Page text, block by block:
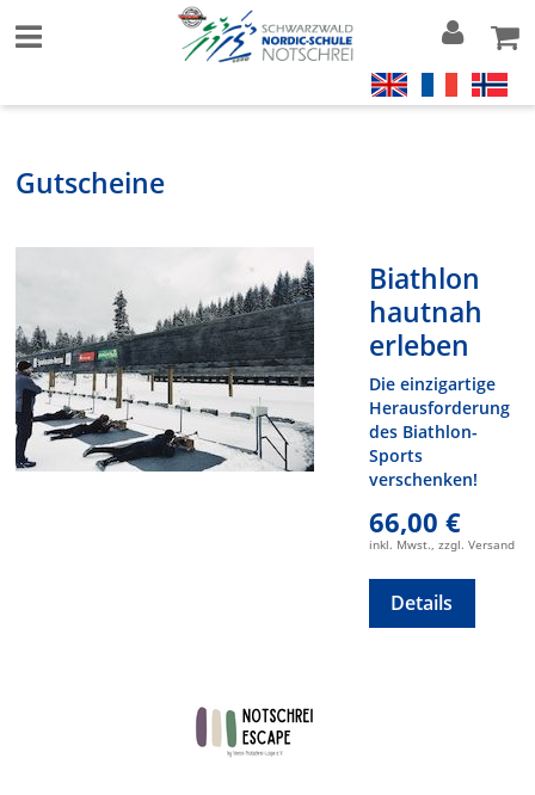
Gutscheine
Biathlon
hautnah
erleben
Die einzigartige
Herausforderung
des Biathlon-
Sports
verschenken!
66,00 €
inkl. Mwst., zzgl. Versand
Details